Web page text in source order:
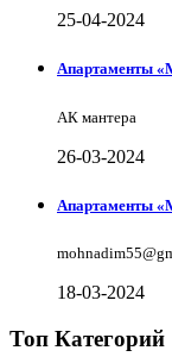
25-04-2024
Апартаменты
АК мантера
26-03-2024
Апартаменты
18-03-2024
Топ Категорий